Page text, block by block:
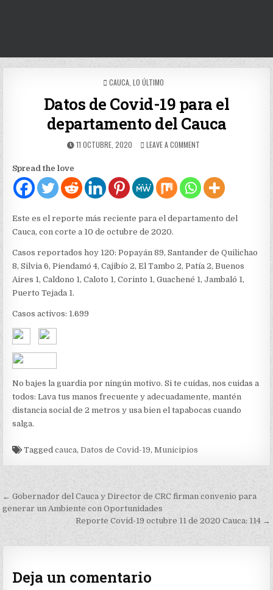
POSTED
CAUCA LO ÚLTIMO
Datos de Covid-19 para el
departamento del Cauca
PUBLISHED
11 OCTUBRE, 2020 LEAVE A COMMENT
COVID-
19
PARA
DEPARTAMENTO
Spread the love
Este es el reporte más reciente para el departamento del
Cauca, con corte a 10 de octubre de 2020.
Casos reportados hoy 120: Popayán 89, Santander de Quilichao
8, Silvia 6, Piendamó 4, Cajibío 2, El Tambo 2, Patía 2, Buenos
Aires 1, Caldono 1, Caloto 1, Corinto 1, Guachené 1, Jambaló 1,
Puerto Tejada 1.
Casos activos: 1.699
No bajes la guardia por ningún motivo. Si te cuidas, nos cuidas a
todos: Lava tus manos frecuente y adecuadamente, mantén
distancia social de 2 metros y usa bien el tapabocas cuando
salga.
Taggedcauca,Datos de Covid-19,Municipios
Navegación
de
← Gobernador del Cauca y Director de CRC firman convenio para
generar un Ambiente con Oportunidades
Reporte Covid-19 octubre 11 de 2020 Cauca: 114 →
Deja un comentario